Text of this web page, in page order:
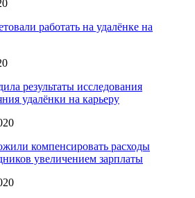
работать на удалёнке на
результаты исследования
удалёнки на карьеру
компенсировать расходы
увеличением зарплаты